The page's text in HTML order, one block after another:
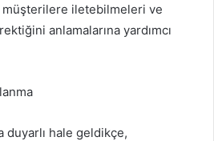
müşterilere iletebilmeleri ve
anlamalarına yardımcı
hale geldikçe,